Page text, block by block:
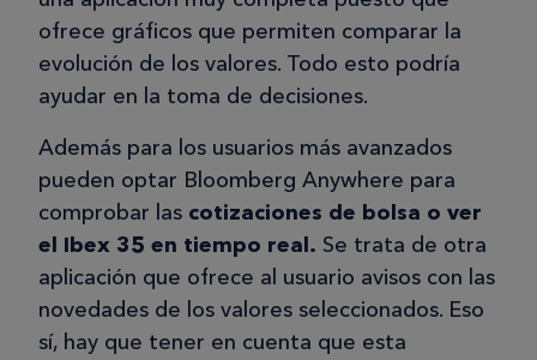
ofrece gráficos que permiten comparar la
evolución de los valores. Todo esto podría
ayudar en la toma de decisiones.
Además para los usuarios más avanzados
pueden optar Bloomberg Anywhere para
comprobar las cotizaciones de bolsa o ver
el Ibex 35 en tiempo real. Se trata de otra
aplicación que ofrece al usuario avisos con las
novedades de los valores seleccionados. Eso
sí, hay que tener en cuenta que esta